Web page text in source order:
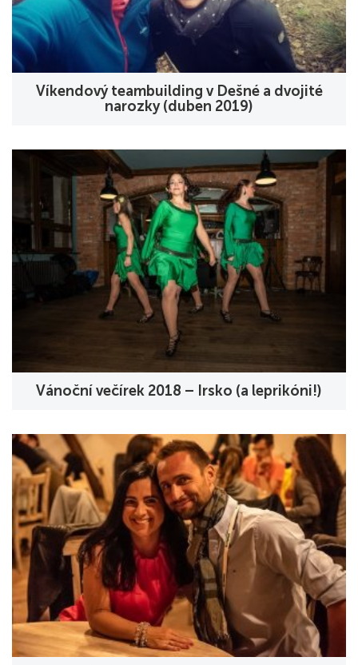
Víkendový teambuilding v Dešné a dvojité
narozky (duben 2019)
Vánoční večírek 2018 – Irsko (a leprikóni!)